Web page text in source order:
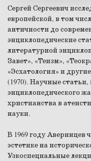
Сергей Сергеевич
европейской, в том
античности до
энциклопедические
литературной
Завет», «Теизм»,
«Эсхатология» и
(1970). Научные
энциклопедического
христианства в
науки.
В 1969 году Аверинцев
эстетике на
Узкоспециальные